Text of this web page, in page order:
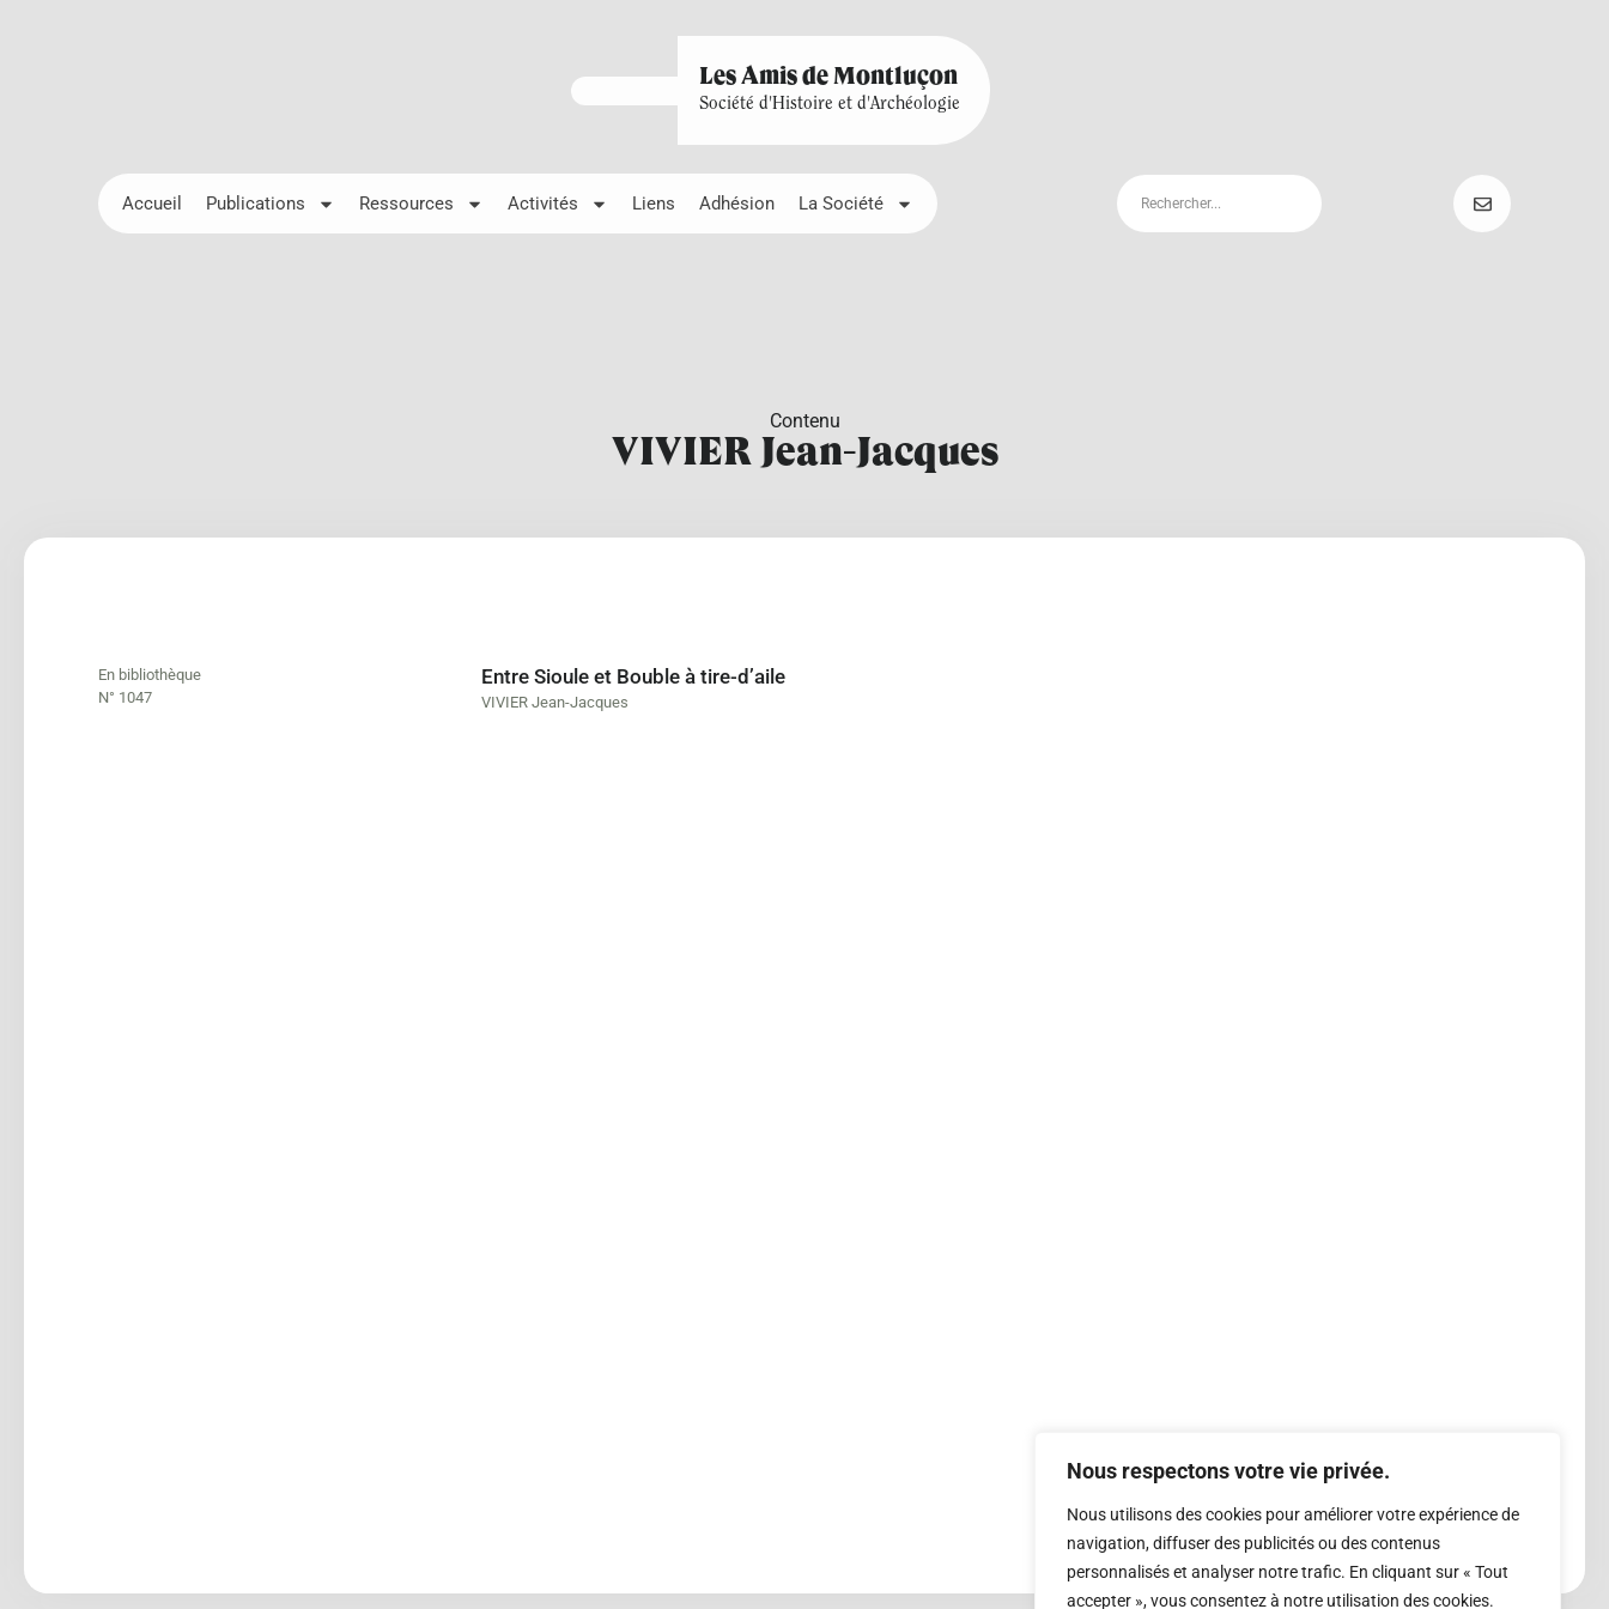
Nous respectons votre vie privée.
Nous utilisons des cookies pour améliorer votre expérience de
navigation, diffuser des publicités ou des contenus
personnalisés et analyser notre trafic. En cliquant sur « Tout
accepter », vous consentez à notre utilisation des cookies.
Les Amis de Montluçon
Société d'Histoire et d'Archéologie
Accueil Publications Ressources Activités Liens Adhésion La Société
Contenu
VIVIER Jean-Jacques
En bibliothèque
N° 1047
Entre Sioule et Bouble à tire-d’aile
VIVIER Jean-Jacques